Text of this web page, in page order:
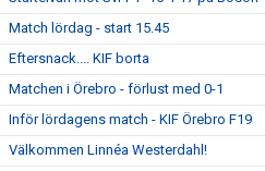
Match lördag - start 15.45
Eftersnack.... KIF borta
Matchen i Örebro - förlust med 0-1
Inför lördagens match - KIF Örebro F19
Välkommen Linnéa Westerdahl!